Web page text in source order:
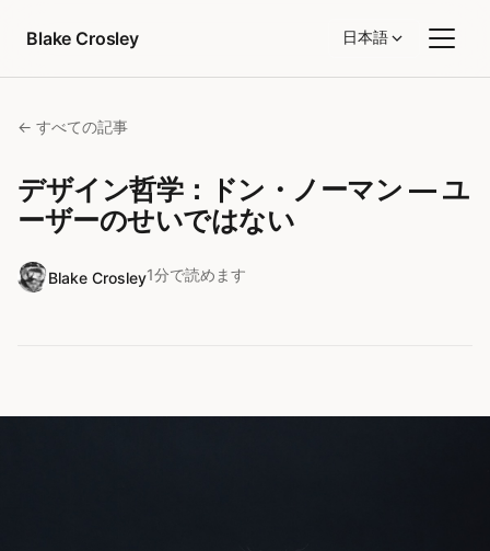
Blake Crosley
日本語
← すべての記事
デザイン哲学：ドン・ノーマン — ユ
ーザーのせいではない
Blake Crosley1分で読めます